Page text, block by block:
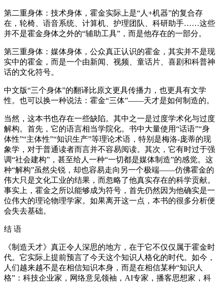
第二重身体：技术身体，霍金实际上是“人+机器”的复合存
在，轮椅、语音系统、计算机、护理团队、科研助手……这些
并不是霍金身体之外的“辅助工具”，而是他存在的一部分。
第三重身体：媒体身体，公众真正认识的霍金，其实并不是现
实中的霍金，而是一个由新闻、视频、童话片、喜剧和科普神
话的文化符号。
中文版“三个身体”的翻译比原文更具传播力，也更具有文学
性。也可以换一种说法：霍金“三体”——天才是如何制造的。
当然，这本书也存在一些缺陷。其中之一是过度学术化与过度
解构。首先，它的语言相当学院化。书中大量使用“话语”“身
体性”“主体性”“知识生产”等理论术语，特别是梅洛-庞蒂的现
象学，对于普通读者而言并不容易阅读。其次，它有时过于强
调“社会建构”，甚至给人一种“一切都是媒体制造”的感觉。这
种“解构”虽然尖锐，却也容易走向另一个极端——仿佛霍金的
伟大只是文化工业的结果，而忽略了他真实存在的科学贡献。
事实上，霍金之所以能够成为符号，首先仍然因为他确实是一
位伟大的理论物理学家。如果离开这一点，本书的很多分析便
会失去基础。
结 语
《制造天才》真正令人深思的地方，在于它不仅仅属于霍金时
代。它实际上提前预言了今天这个知识人格化的时代。如今，
人们越来越不是在相信知识本身，而是在相信某种“知识人
格”：科技企业家，网络意见领袖，AI专家，播客思想家，科